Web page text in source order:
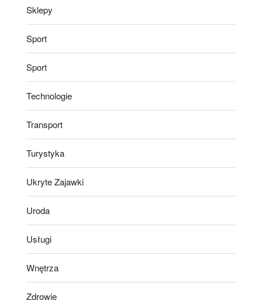
Sklepy
Sport
Sport
Technologie
Transport
Turystyka
Ukryte Zajawki
Uroda
Usługi
Wnętrza
Zdrowie